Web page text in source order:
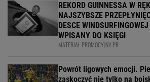
REKORD GUINNESSA W
NAJSZYBSZE
DESCE
WPISANY DO KSIĘGI
MATERIAŁ PROMOCYJNY PR
Powrót ligowych emocji.
zaskoczyć nie tylko na